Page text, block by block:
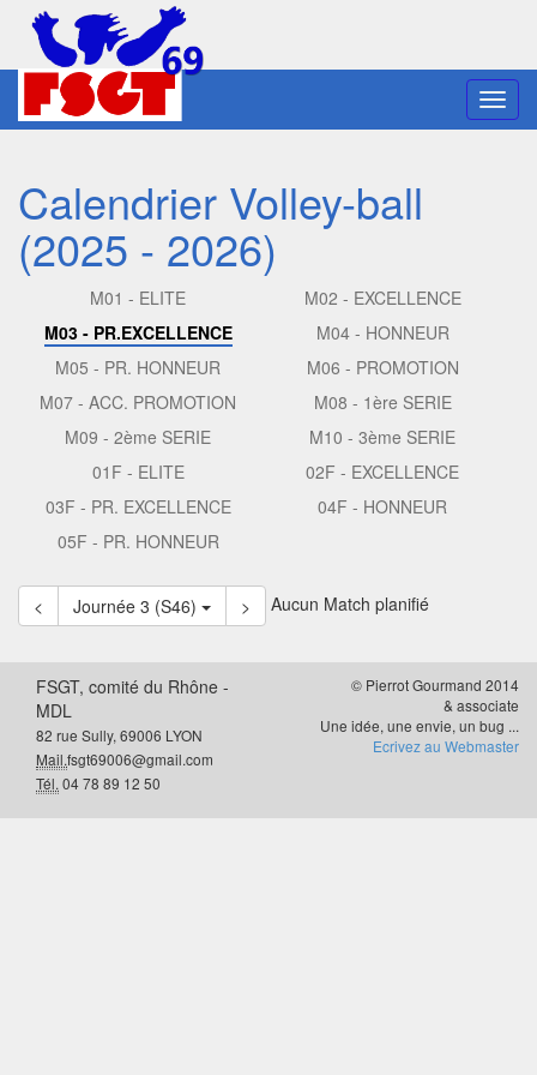
Calendrier Volley-ball
(2025 - 2026)
M01 - ELITE
M02 - EXCELLENCE
M03 - PR.EXCELLENCE
M04 - HONNEUR
M05 - PR. HONNEUR
M06 - PROMOTION
M07 - ACC. PROMOTION
M08 - 1ère SERIE
M09 - 2ème SERIE
M10 - 3ème SERIE
01F - ELITE
02F - EXCELLENCE
03F - PR. EXCELLENCE
04F - HONNEUR
05F - PR. HONNEUR
< Journée 3 (S46) > Aucun Match planifié
FSGT, comité du Rhône -
MDL
82 rue Sully, 69006 LYON
Mail.fsgt69006@gmail.com
Tél. 04 78 89 12 50
© Pierrot Gourmand 2014
& associate
Une idée, une envie, un bug ...
Ecrivez au Webmaster